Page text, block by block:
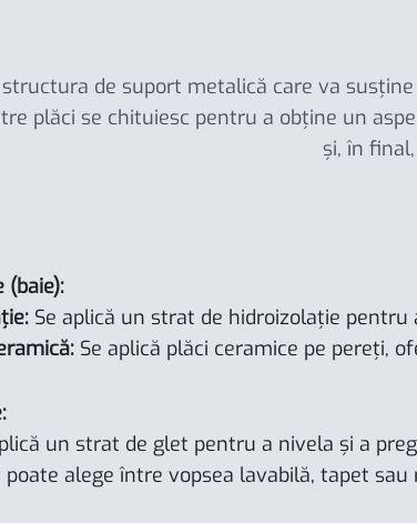
de suport metalică care va
plăci se chituiesc pentru a obține un
și, în
(baie):
Se aplică un strat de hidroizolație
Se aplică plăci ceramice pe pereți,
un strat de glet pentru a nivela și a
poate alege între vopsea lavabilă, tapet